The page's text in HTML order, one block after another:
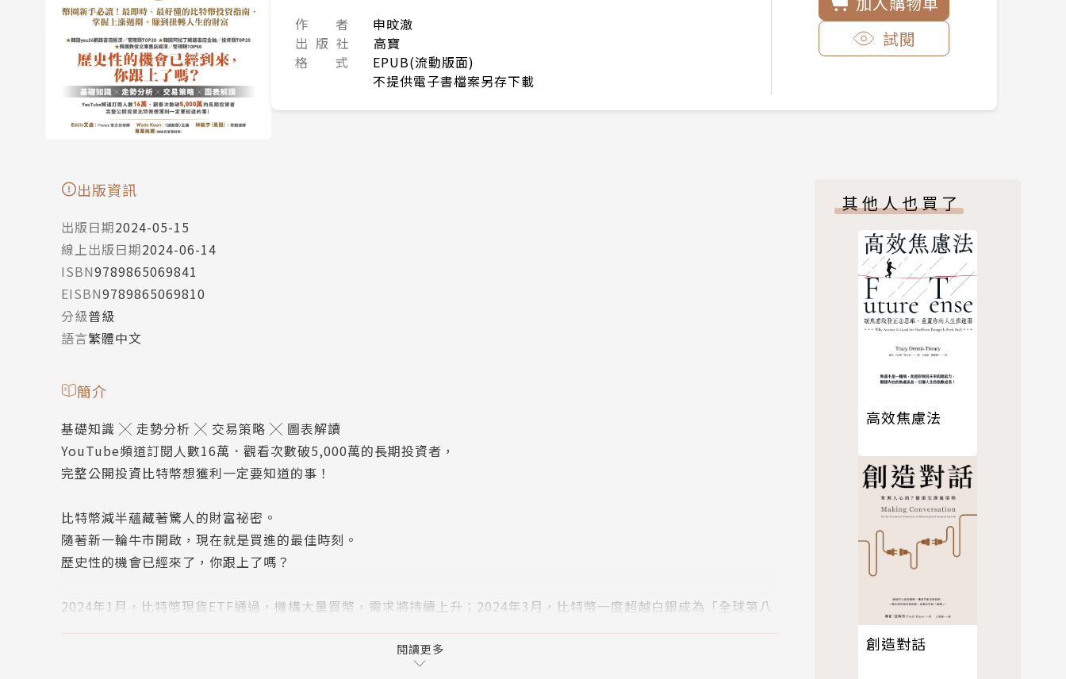
作 者
申旼澈
出 版 社
高寶
格 式
EPUB(流動版面)
不提供電子書檔案另存下載
試閱
出版資訊
出版日期2024-05-15
線上出版日期2024-06-14
ISBN9789865069841
EISBN9789865069810
分級普級
語言繁體中文
簡介
基礎知識 ╳ 走勢分析 ╳ 交易策略 ╳ 圖表解讀
YouTube頻道訂閱人數16萬．觀看次數破5,000萬的長期投資者，
完整公開投資比特幣想獲利一定要知道的事！
比特幣減半蘊藏著驚人的財富祕密。
隨著新一輪牛市開啟，現在就是買進的最佳時刻。
歷史性的機會已經來了，你跟上了嗎？
2024年1月，比特幣現貨ETF通過，機構大量買幣，需求將持續上升；2024年3月，比特幣一度超越白銀成為「全球第八
第四次減半週期有望在多重利好環境中帶動價格暴漲，成為「超級循環」。那麼，要如何抓住千載難逢的機會呢？
閱讀更多
其他人也買了
高效焦慮法
創造對話